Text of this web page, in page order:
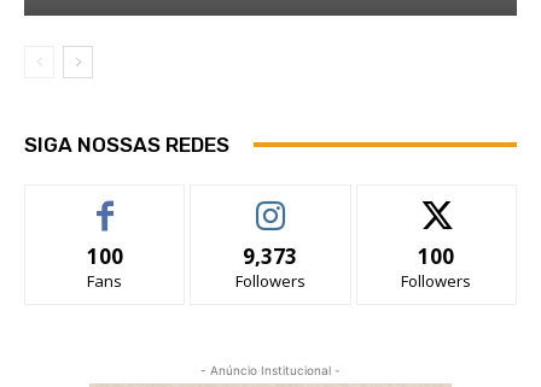
SIGA NOSSAS REDES
100
Fans
9,373
Followers
100
Followers
- Anúncio Institucional -